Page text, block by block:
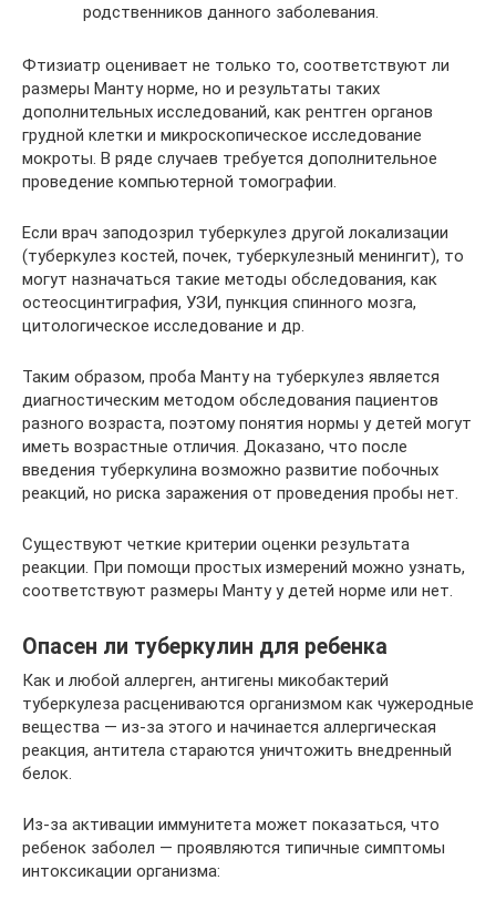
родственников данного заболевания.
Фтизиатр оценивает не только то, соответствуют ли
размеры Манту норме, но и результаты таких
дополнительных исследований, как рентген органов
грудной клетки и микроскопическое исследование
мокроты. В ряде случаев требуется дополнительное
проведение компьютерной томографии.
Если врач заподозрил туберкулез другой локализации
(туберкулез костей, почек, туберкулезный менингит), то
могут назначаться такие методы обследования, как
остеосцинтиграфия, УЗИ, пункция спинного мозга,
цитологическое исследование и др.
Таким образом, проба Манту на туберкулез является
диагностическим методом обследования пациентов
разного возраста, поэтому понятия нормы у детей могут
иметь возрастные отличия. Доказано, что после
введения туберкулина возможно развитие побочных
реакций, но риска заражения от проведения пробы нет.
Существуют четкие критерии оценки результата
реакции. При помощи простых измерений можно узнать,
соответствуют размеры Манту у детей норме или нет.
Опасен ли туберкулин для ребенка
Как и любой аллерген, антигены микобактерий
туберкулеза расцениваются организмом как чужеродные
вещества — из-за этого и начинается аллергическая
реакция, антитела стараются уничтожить внедренный
белок.
Из-за активации иммунитета может показаться, что
ребенок заболел — проявляются типичные симптомы
интоксикации организма: